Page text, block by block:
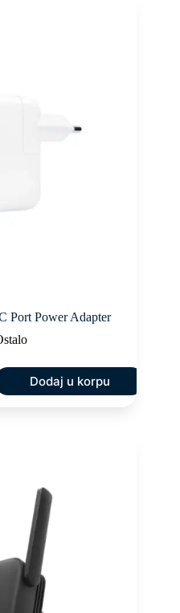
Port Power Adapter
Dodaj u korpu